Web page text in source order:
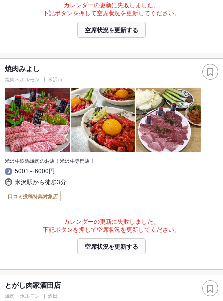
カレンダーの更新に失敗しました。
下記ボタンを押して空席状況を更新してください。
空席状況を更新する
焼肉みよし
焼肉・ホルモン 米沢市
米沢牛鉄鍋焼肉のお店！米沢牛専門店！
5001～6000円
米沢駅から徒歩3分
口コミ投稿特典対象店
カレンダーの更新に失敗しました。
下記ボタンを押して空席状況を更新してください。
空席状況を更新する
とがし肉家酒田店
焼肉・ホルモン 酒田